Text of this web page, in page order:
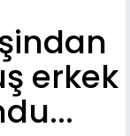
erkek